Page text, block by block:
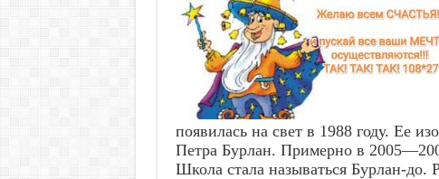
появилась на свет в 1988 году. Ее
Петра Бурлан. Примерно в
Школа стала называться Бурлан-до.